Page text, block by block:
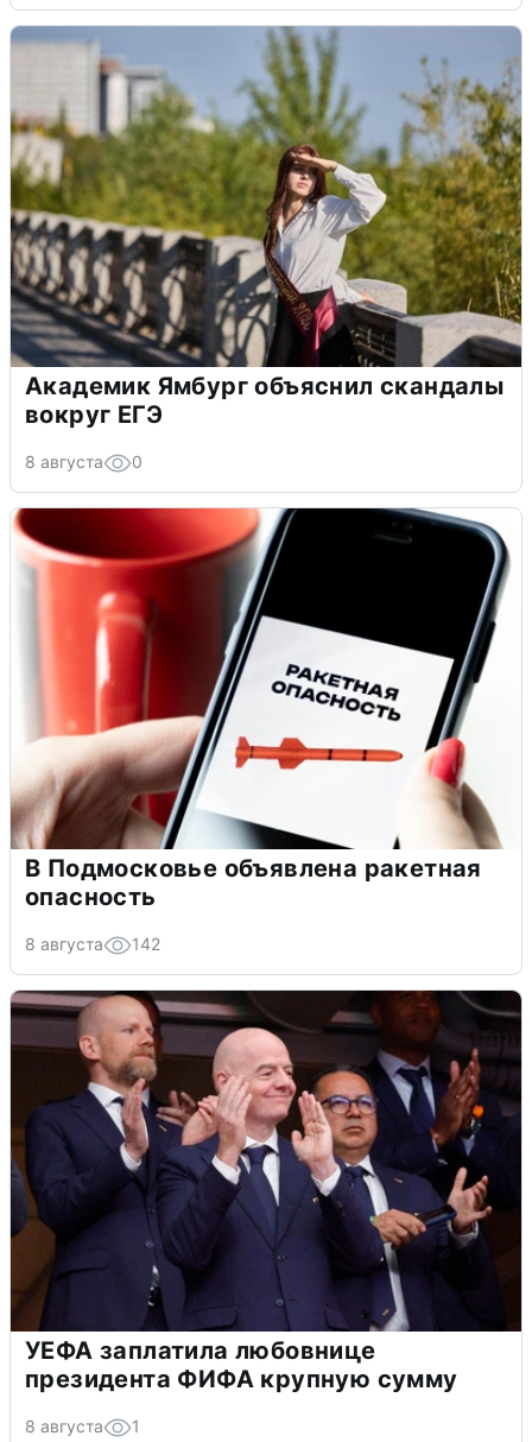
Академик Ямбург объяснил скандалы
вокруг ЕГЭ
8 августа 0
В Подмосковье объявлена ракетная
опасность
8 августа 142
УЕФА заплатила любовнице
президента ФИФА крупную сумму
8 августа 1